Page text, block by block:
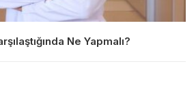
Ne Yapmalı?